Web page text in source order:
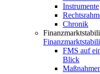
Instrumente
Chronik
FMS auf
Blick